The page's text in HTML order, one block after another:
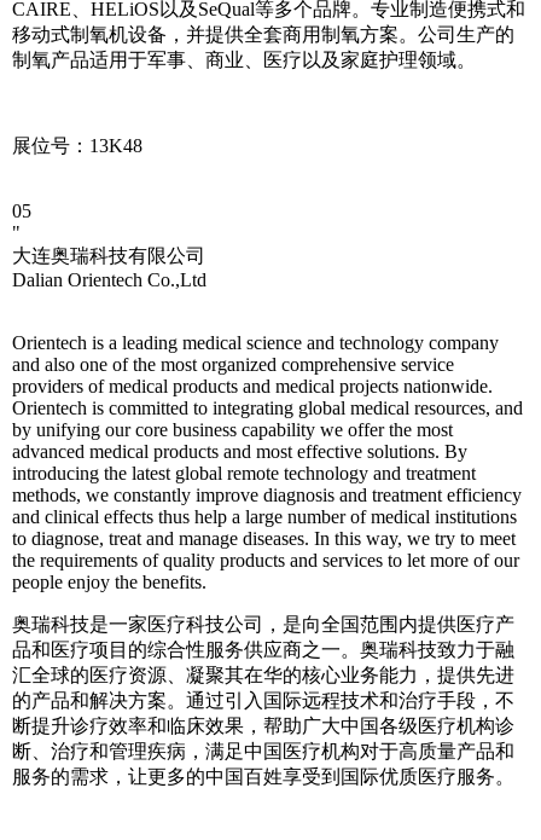
CAIRE、HELiOS以及SeQual等多个品牌。专业制造便携式和
移动式制氧机设备，并提供全套商用制氧方案。公司生产的
制氧产品适用于军事、商业、医疗以及家庭护理领域。
展位号：13K48
05
"
大连奥瑞科技有限公司
Dalian Orientech Co.,Ltd
Orientech is a leading medical science and technology company
and also one of the most organized comprehensive service
providers of medical products and medical projects nationwide.
Orientech is committed to integrating global medical resources, and
by unifying our core business capability we offer the most
advanced medical products and most effective solutions. By
introducing the latest global remote technology and treatment
methods, we constantly improve diagnosis and treatment efficiency
and clinical effects thus help a large number of medical institutions
to diagnose, treat and manage diseases. In this way, we try to meet
the requirements of quality products and services to let more of our
people enjoy the benefits.
奥瑞科技是一家医疗科技公司，是向全国范围内提供医疗产
品和医疗项目的综合性服务供应商之一。奥瑞科技致力于融
汇全球的医疗资源、凝聚其在华的核心业务能力，提供先进
的产品和解决方案。通过引入国际远程技术和治疗手段，不
断提升诊疗效率和临床效果，帮助广大中国各级医疗机构诊
断、治疗和管理疾病，满足中国医疗机构对于高质量产品和
服务的需求，让更多的中国百姓享受到国际优质医疗服务。